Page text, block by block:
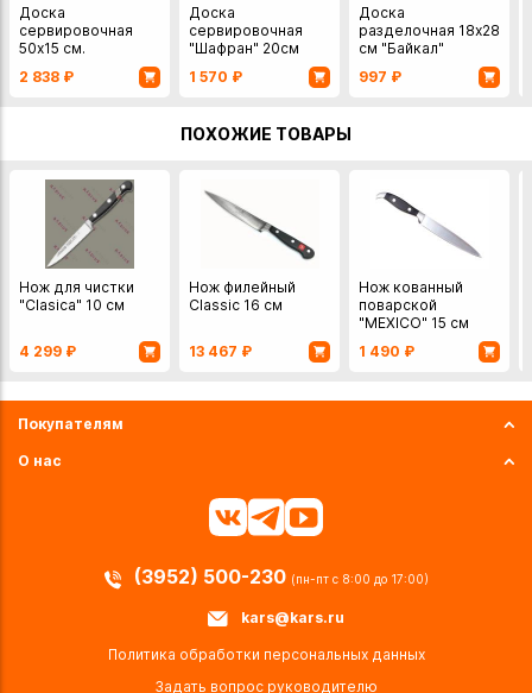
Доска
сервировочная
50х15 см.
Великобритания
бамбук
2 838 ₽
Доска
сервировочная
"Шафран" 20см
коллекция Dommix
Тайланд дерево
1 570 ₽
Доска
разделочная 18х28
см "Байкал"
997 ₽
ПОХОЖИЕ ТОВАРЫ
Нож для чистки
"Clasica" 10 см
4 299 ₽
Нож филейный
Classic 16 см
13 467 ₽
Нож кованный
поварской
"MEXICO" 15 см
1 490 ₽
Покупателям
О нас
(3952) 500-230 (пн-пт с 8:00 до 17:00)
kars@kars.ru
Политика обработки персональных данных
Задать вопрос руководителю